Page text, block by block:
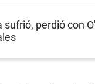
sufrió, perdió con